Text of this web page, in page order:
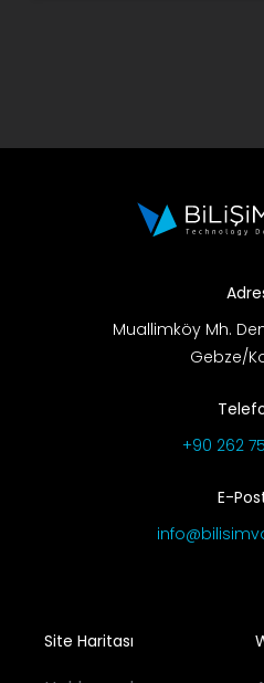
Muallimköy Mh.
Gebze/
+90 262
E-
Site Haritası